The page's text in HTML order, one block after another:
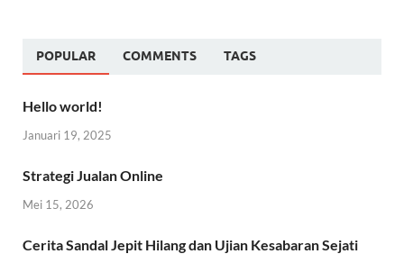
POPULAR COMMENTS TAGS
Hello world!
Januari 19, 2025
Strategi Jualan Online
Mei 15, 2026
Cerita Sandal Jepit Hilang dan Ujian Kesabaran Sejati